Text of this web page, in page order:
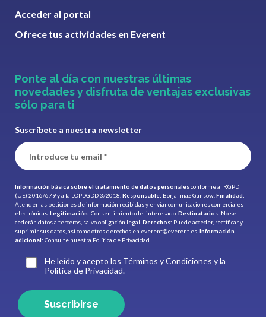
Acceder al portal
Ofrece tus actividades en Everent
Ponte al día con nuestras últimas
novedades y disfruta de ventajas exclusivas
sólo para ti
Suscríbete a nuestra newsletter
Información básica sobre el tratamiento de datos personalesconforme al RGPD
(UE) 2016/679 y a la LOPDGDD 3/2018. Responsable: Borja Imaz Gansow. Finalidad:
Atender las peticiones de información recibidas y enviar comunicaciones comerciales
electrónicas. Legitimación: Consentimiento del interesado. Destinatarios: No se
cederán datos a terceros, salvo obligación legal. Derechos: Puede acceder, rectificar y
suprimir sus datos, así como otros derechos en everent@everent.es Información
adicional: Consulte nuestra Política de Privacidad.
He leído y acepto los Términos y Condiciones y la
Política de Privacidad.
Suscribirse